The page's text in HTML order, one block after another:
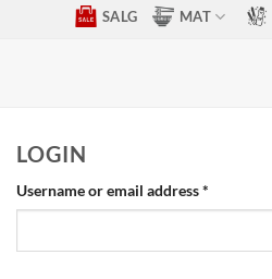
SALG MAT
LOGIN
Username or email address*